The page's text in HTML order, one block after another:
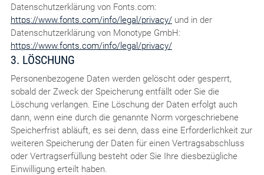
Datenschutzerklärung von Fonts.com:
https://www.fonts.com/info/legal/privacy/und in der
Datenschutzerklärung von Monotype GmbH:
https://www.fonts.com/info/legal/privacy/
3. LÖSCHUNG
Personenbezogene Daten werden gelöscht oder gesperrt,
sobald der Zweck der Speicherung entfällt oder Sie die
Löschung verlangen. Eine Löschung der Daten erfolgt auch
dann, wenn eine durch die genannte Norm vorgeschriebene
Speicherfrist abläuft, es sei denn, dass eine Erforderlichkeit zur
weiteren Speicherung der Daten für einen Vertragsabschluss
oder Vertragserfüllung besteht oder Sie Ihre diesbezügliche
Einwilligung erteilt haben.